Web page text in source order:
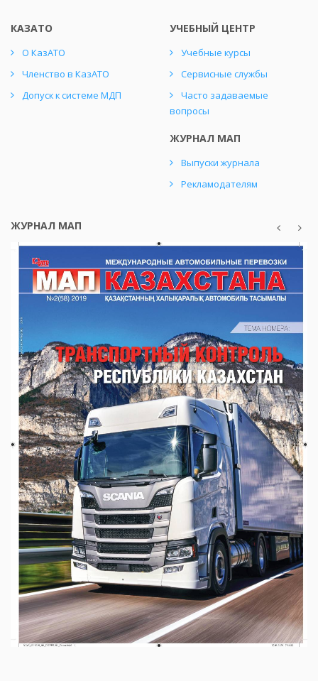
КАЗАТО
О КазАТО
Членство в КазАТО
Допуск к системе МДП
УЧЕБНЫЙ ЦЕНТР
Учебные курсы
Сервисные службы
Часто задаваемые
вопросы
ЖУРНАЛ МАП
Выпуски журнала
Рекламодателям
ЖУРНАЛ МАП